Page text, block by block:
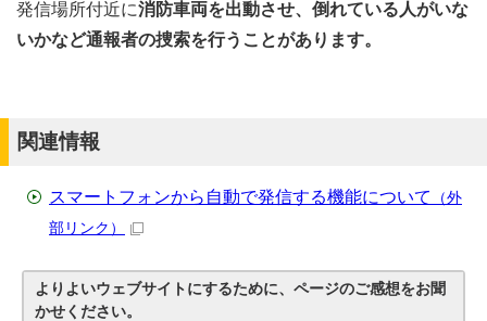
発信場所付近に消防車両を出動させ、倒れている人がいな
いかなど通報者の捜索を行うことがあります。
関連情報
スマートフォンから自動で発信する機能について
（外
部リンク）
よりよいウェブサイトにするために、ページのご感想をお聞
かせください。